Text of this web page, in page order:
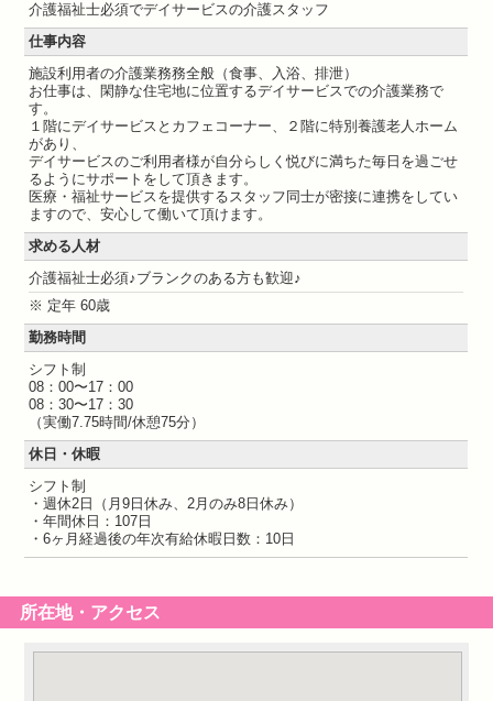
介護福祉士必須でデイサービスの介護スタッフ
仕事内容
施設利用者の介護業務務全般（食事、入浴、排泄）
お仕事は、閑静な住宅地に位置するデイサービスでの介護業務で
す。
１階にデイサービスとカフェコーナー、２階に特別養護老人ホーム
があり、
デイサービスのご利用者様が自分らしく悦びに満ちた毎日を過ごせ
るようにサポートをして頂きます。
医療・福祉サービスを提供するスタッフ同士が密接に連携をしてい
ますので、安心して働いて頂けます。
求める人材
介護福祉士必須♪ブランクのある方も歓迎♪
※ 定年 60歳
勤務時間
シフト制
08：00〜17：00
08：30〜17：30
（実働7.75時間/休憩75分）
休日・休暇
シフト制
・週休2日（月9日休み、2月のみ8日休み）
・年間休日：107日
・6ヶ月経過後の年次有給休暇日数：10日
所在地・アクセス